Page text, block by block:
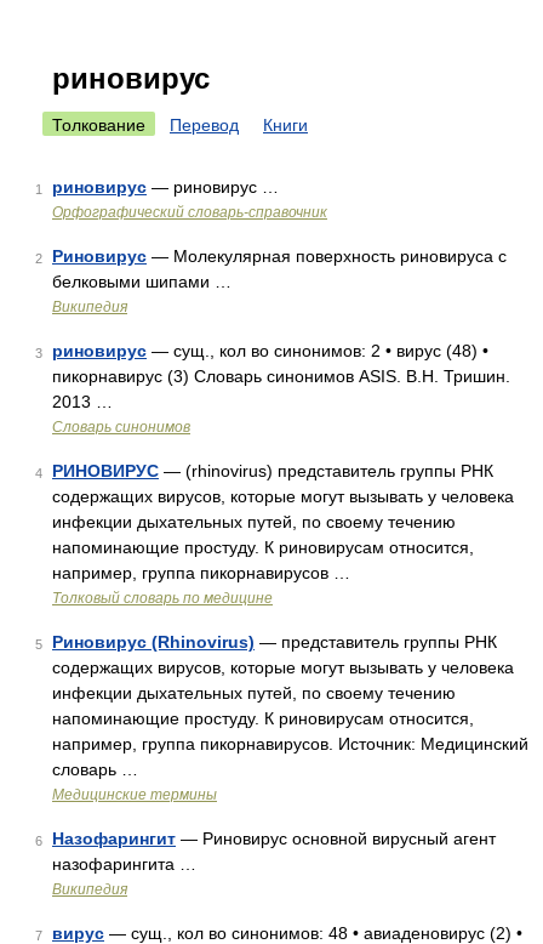
риновирус
Толкование Перевод Книги
1 риновирус — риновирус …
Орфографический словарь-справочник
2 Риновирус — Молекулярная поверхность риновируса с
белковыми шипами …
Википедия
3 риновирус — сущ., кол во синонимов: 2 • вирус (48) •
пикорнавирус (3) Словарь синонимов ASIS. В.Н. Тришин.
2013 …
Словарь синонимов
4 РИНОВИРУС — (rhinovirus) представитель группы РНК
содержащих вирусов, которые могут вызывать у человека
инфекции дыхательных путей, по своему течению
напоминающие простуду. К риновирусам относится,
например, группа пикорнавирусов …
Толковый словарь по медицине
5 Риновирус (Rhinovirus) — представитель группы РНК
содержащих вирусов, которые могут вызывать у человека
инфекции дыхательных путей, по своему течению
напоминающие простуду. К риновирусам относится,
например, группа пикорнавирусов. Источник: Медицинский
словарь …
Медицинские термины
6 Назофарингит — Риновирус основной вирусный агент
назофарингита …
Википедия
7 вирус — сущ., кол во синонимов: 48 • авиаденовирус (2) •